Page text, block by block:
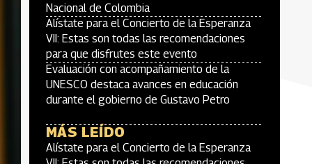
Nacional de Colombia
Alístate para el Concierto de la Esperanza
VII: Estas son todas las recomendaciones
para que disfrutes este evento
Evaluación con acompañamiento de la
UNESCO destaca avances en educación
durante el gobierno de Gustavo Petro
MÁS LEÍDO
Alístate para el Concierto de la Esperanza